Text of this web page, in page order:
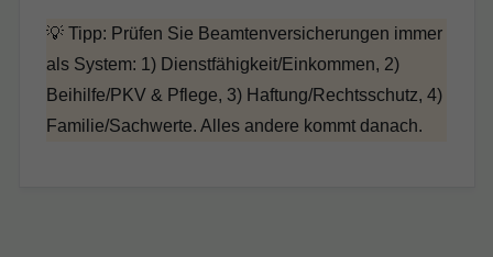
💡 Tipp: Prüfen Sie Beamtenversicherungen immer
als System: 1) Dienstfähigkeit/Einkommen, 2)
Beihilfe/PKV & Pflege, 3) Haftung/Rechtsschutz, 4)
Familie/Sachwerte. Alles andere kommt danach.